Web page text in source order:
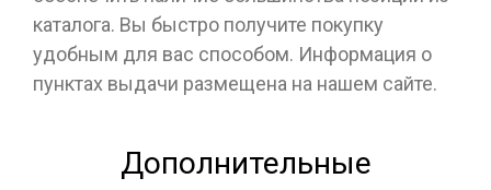
каталога. Вы быстро получите покупку
удобным для вас способом. Информация о
пунктах выдачи размещена на нашем сайте.
Дополнительные